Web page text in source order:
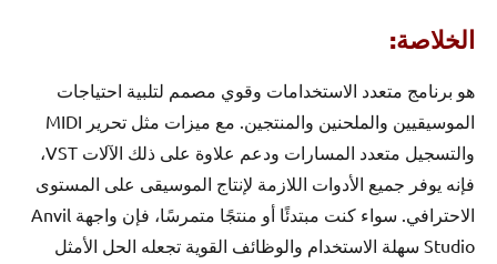
الخلاصة:
هو برنامج متعدد الاستخدامات وقوي مصمم لتلبية احتياجات
الموسيقيين والملحنين والمنتجين. مع ميزات مثل تحرير MIDI
والتسجيل متعدد المسارات ودعم علاوة على ذلك الآلات VST،
فإنه يوفر جميع الأدوات اللازمة لإنتاج الموسيقى على المستوى
الاحترافي. سواء كنت مبتدئًا أو منتجًا متمرسًا، فإن واجهة Anvil
Studio سهلة الاستخدام والوظائف القوية تجعله الحل الأمثل